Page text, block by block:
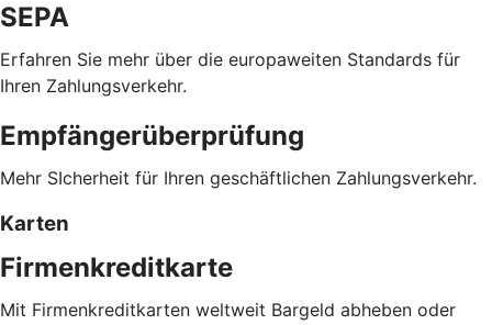
SEPA
Erfahren Sie mehr über die europaweiten Standards für
Ihren Zahlungsverkehr.
Empfängerüberprüfung
Mehr SIcherheit für Ihren geschäftlichen Zahlungsverkehr.
Karten
Firmenkreditkarte
Mit Firmenkreditkarten weltweit Bargeld abheben oder